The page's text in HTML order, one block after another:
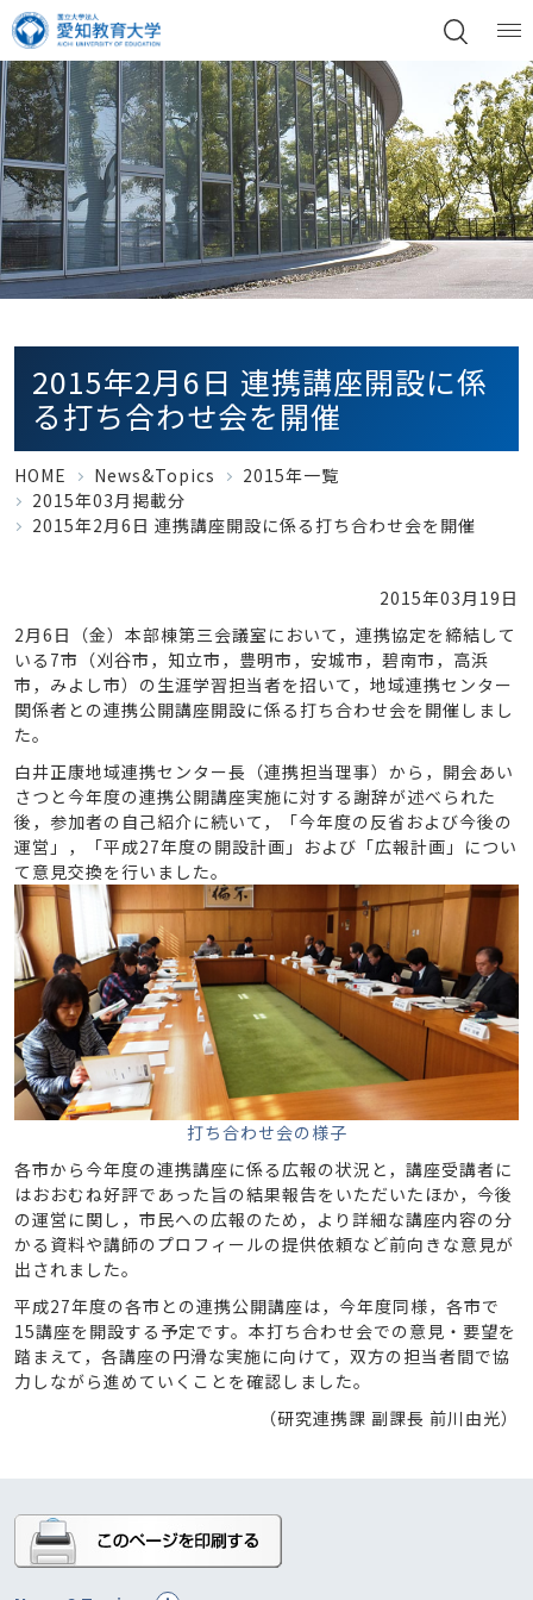
2015年2月6日 連携講座開設に係
る打ち合わせ会を開催
HOME News&Topics
2015年一覧
2015年03月掲載分
2015年2月6日 連携講座開設に係る打ち合わせ会を開催
2015年03月19日
2月6日（金）本部棟第三会議室において，連携協定を締結して
いる7市（刈谷市，知立市，豊明市，安城市，碧南市，高浜
市，みよし市）の生涯学習担当者を招いて，地域連携センター
関係者との連携公開講座開設に係る打ち合わせ会を開催しまし
た。
白井正康地域連携センター長（連携担当理事）から，開会あい
さつと今年度の連携公開講座実施に対する謝辞が述べられた
後，参加者の自己紹介に続いて，「今年度の反省および今後の
運営」，「平成27年度の開設計画」および「広報計画」につい
て意見交換を行いました。
打ち合わせ会の様子
各市から今年度の連携講座に係る広報の状況と，講座受講者に
はおおむね好評であった旨の結果報告をいただいたほか，今後
の運営に関し，市民への広報のため，より詳細な講座内容の分
かる資料や講師のプロフィールの提供依頼など前向きな意見が
出されました。
平成27年度の各市との連携公開講座は，今年度同様，各市で
15講座を開設する予定です。本打ち合わせ会での意見・要望を
踏まえて，各講座の円滑な実施に向けて，双方の担当者間で協
力しながら進めていくことを確認しました。
（研究連携課 副課長 前川由光）